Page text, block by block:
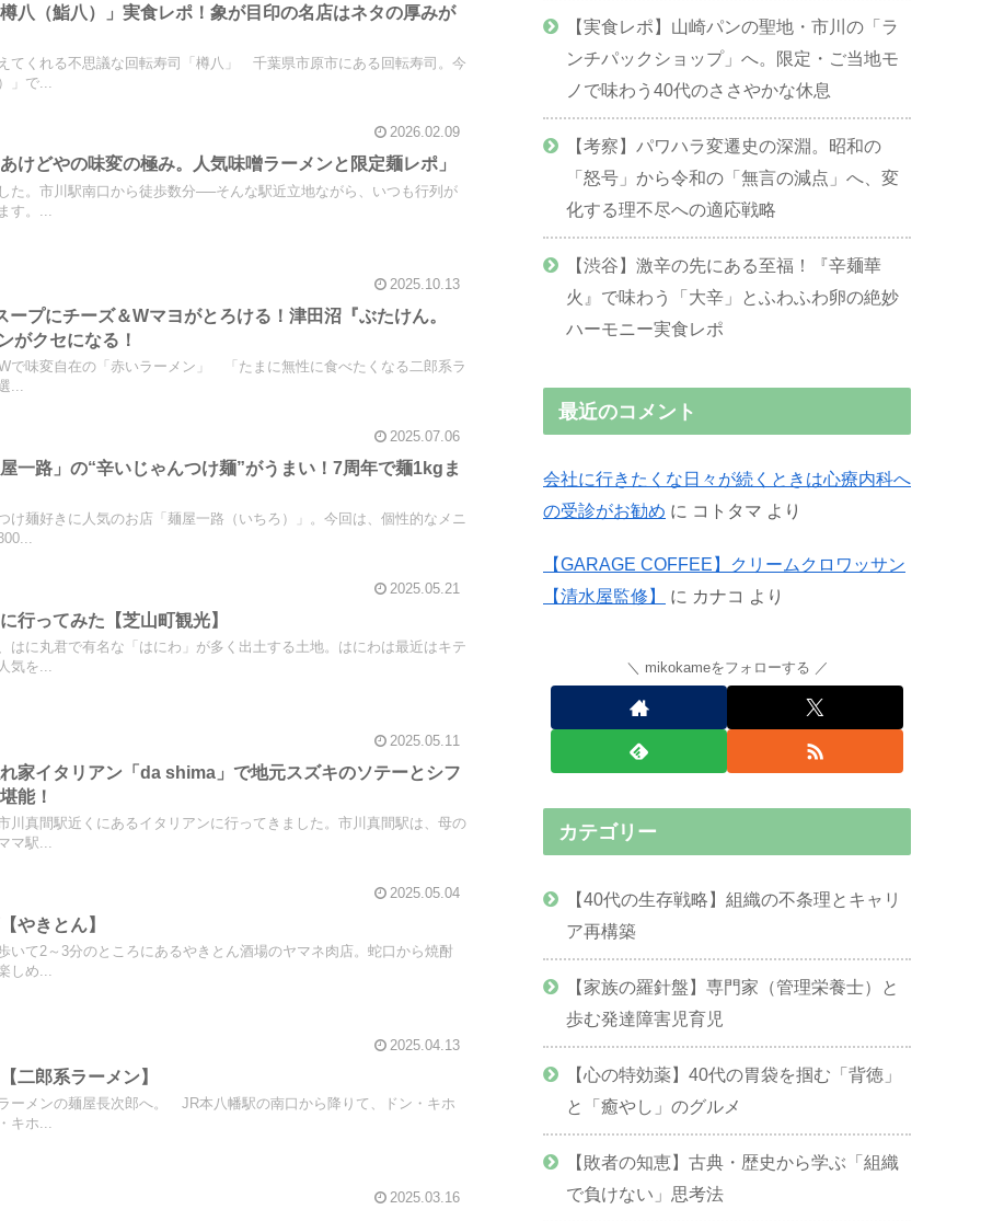
八（鮨八）」実食レポ！象が目印の名店はネタの厚みが
てくれる不思議な回転寿司「樽八」 千葉県市原市にある回転寿司。今
」で...
2026.02.09
けどやの味変の極み。人気味噌ラーメンと限定麺レポ」
た。市川駅南口から徒歩数分──そんな駅近立地ながら、いつも行列が
す。...
2025.10.13
プにチーズ＆Wマヨがとろける！津田沼『ぶたけん。
がクセになる！
で味変自在の「赤いラーメン」 「たまに無性に食べたくなる二郎系ラ
...
2025.07.06
一路」の“辛いじゃんつけ麺”がうまい！7周年で麺1kgま
け麺好きに人気のお店「麺屋一路（いちろ）」。今回は、個性的なメニ
2025.05.21
行ってみた【芝山町観光】
はに丸君で有名な「はにわ」が多く出土する土地。はにわは最近はキテ
気を...
2025.05.11
家イタリアン「da shima」で地元スズキのソテーとシフ
能！
川真間駅近くにあるイタリアンに行ってきました。市川真間駅は、母の
マ駅...
2025.05.04
やきとん】
いて2～3分のところにあるやきとん酒場のヤマネ肉店。蛇口から焼酎
しめ...
2025.04.13
二郎系ラーメン】
ーメンの麺屋長次郎へ。 JR本八幡駅の南口から降りて、ドン・キホ
キホ...
2025.03.16
【実食レポ】山崎パンの聖地・市川の「ラ
ンチパックショップ」へ。限定・ご当地モ
ノで味わう40代のささやかな休息
【考察】パワハラ変遷史の深淵。昭和の
「怒号」から令和の「無言の減点」へ、変
化する理不尽への適応戦略
【渋谷】激辛の先にある至福！『辛麺華
火』で味わう「大辛」とふわふわ卵の絶妙
ハーモニー実食レポ
最近のコメント
会社に行きたくな日々が続くときは心療内科へ
の受診がお勧め に コトタマ より
【GARAGE COFFEE】クリームクロワッサン
【清水屋監修】
に カナコ より
mikokameをフォローする
カテゴリー
【40代の生存戦略】組織の不条理とキャリ
ア再構築
【家族の羅針盤】専門家（管理栄養士）と
歩む発達障害児育児
【心の特効薬】40代の胃袋を掴む「背徳」
と「癒やし」のグルメ
【敗者の知恵】古典・歴史から学ぶ「組織
で負けない」思考法